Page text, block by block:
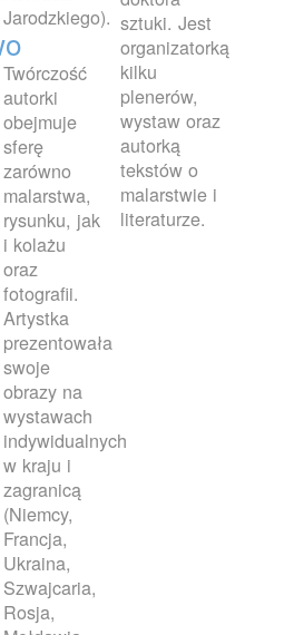
Jarodzkiego).
Twórczość
autorki
obejmuje
sferę
zarówno
malarstwa,
rysunku, jak
i kolażu
oraz
fotografii.
Artystka
prezentowała
swoje
obrazy na
wystawach
indywidualnych
w kraju i
zagranicą
(Niemcy,
Francja,
Ukraina,
Szwajcaria,
Rosja,
sztuki. Jest
organizatorką
kilku
plenerów,
wystaw oraz
autorką
tekstów o
malarstwie i
literaturze.